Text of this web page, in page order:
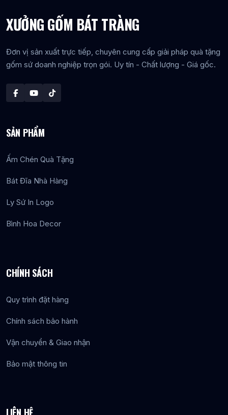
XƯỞNG GỐM BÁT TRÀNG
Đơn vị sản xuất trực tiếp, chuyên cung cấp giải pháp quà tặng
gốm sứ doanh nghiệp trọn gói. Uy tín - Chất lượng - Giá gốc.
SẢN PHẨM
Ấm Chén Quà Tặng
Bát Đĩa Nhà Hàng
Ly Sứ In Logo
Bình Hoa Decor
CHÍNH SÁCH
Quy trình đặt hàng
Chính sách bảo hành
Vận chuyển & Giao nhận
Bảo mật thông tin